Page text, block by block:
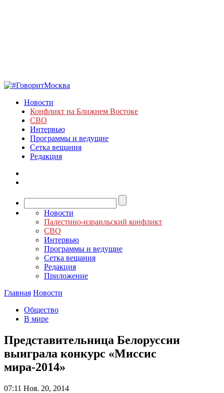
Новости
Конфликт на Ближнем Востоке
СВО
Интервью
Программы и ведущие
Сетка вещания
Редакция
Новости
Палестино-израильский конфликт
СВО
Интервью
Программы и ведущие
Сетка вещания
Редакция
Приложение
Главная Новости
Общество
В мире
Представительница Белоруссии
выиграла конкурс «Миссис
мира-2014»
07:11 Ноя. 20, 2014